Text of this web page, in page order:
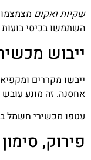
שקיות ואקום
השתמשו בכיסי בועות
ייבוש
ייבשו מקררים
אחסנה. זה מונע עובש
עטפו מכשירי חשמל
פירוק,